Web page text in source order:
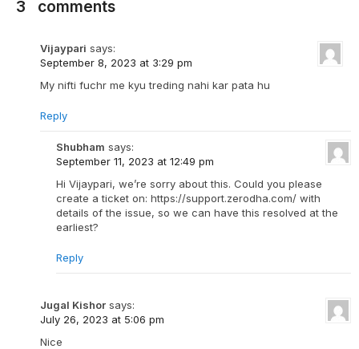
3 comments
Vijaypari says:
September 8, 2023 at 3:29 pm
My nifti fuchr me kyu treding nahi kar pata hu
Reply
Shubham says:
September 11, 2023 at 12:49 pm
Hi Vijaypari, we’re sorry about this. Could you please
create a ticket on: https://support.zerodha.com/ with
details of the issue, so we can have this resolved at the
earliest?
Reply
Jugal Kishor says:
July 26, 2023 at 5:06 pm
Nice